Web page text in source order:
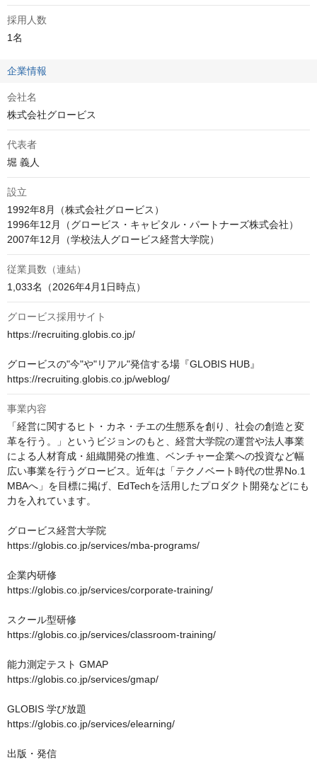
採用人数
1名
企業情報
会社名
株式会社グロービス
代表者
堀 義人
設立
1992年8月（株式会社グロービス）
1996年12月（グロービス・キャピタル・パートナーズ株式会社）
2007年12月（学校法人グロービス経営大学院）
従業員数（連結）
1,033名（2026年4月1日時点）
グロービス採用サイト
https://recruiting.globis.co.jp/
グロービスの"今"や"リアル"発信する場『GLOBIS HUB』
https://recruiting.globis.co.jp/weblog/
事業内容
「経営に関するヒト・カネ・チエの生態系を創り、社会の創造と変
革を行う。」というビジョンのもと、経営大学院の運営や法人事業
による人材育成・組織開発の推進、ベンチャー企業への投資など幅
広い事業を行うグロービス。近年は「テクノベート時代の世界No.1
MBAへ」を目標に掲げ、EdTechを活用したプロダクト開発などにも
力を入れています。
グロービス経営大学院
https://globis.co.jp/services/mba-programs/
企業内研修
https://globis.co.jp/services/corporate-training/
スクール型研修
https://globis.co.jp/services/classroom-training/
能力測定テスト GMAP
https://globis.co.jp/services/gmap/
GLOBIS 学び放題
https://globis.co.jp/services/elearning/
出版・発信